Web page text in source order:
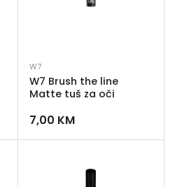
W7
W7 Brush the line
Matte tuš za oči
7,00 KM